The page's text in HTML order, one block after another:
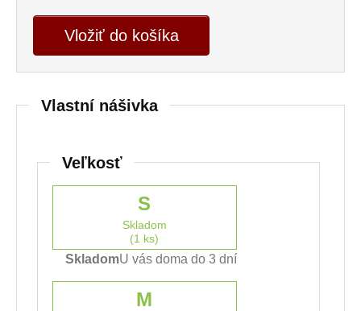
Vložiť do košíka
Vlastní nášivka
Veľkosť
S
Skladom
(1 ks)
SkladomU vás doma do 3 dní
M